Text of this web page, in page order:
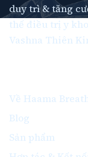
duy trì & tăng
thế điều trị y
Vashna Thiên
Về Haama
Blog
Sản phẩm